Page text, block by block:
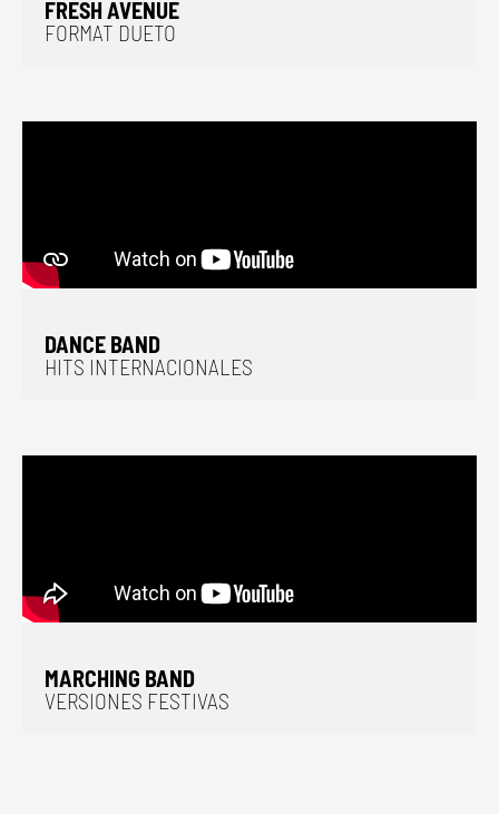
FRESH AVENUE
FORMAT DUETO
DANCE BAND
HITS INTERNACIONALES
MARCHING BAND
VERSIONES FESTIVAS